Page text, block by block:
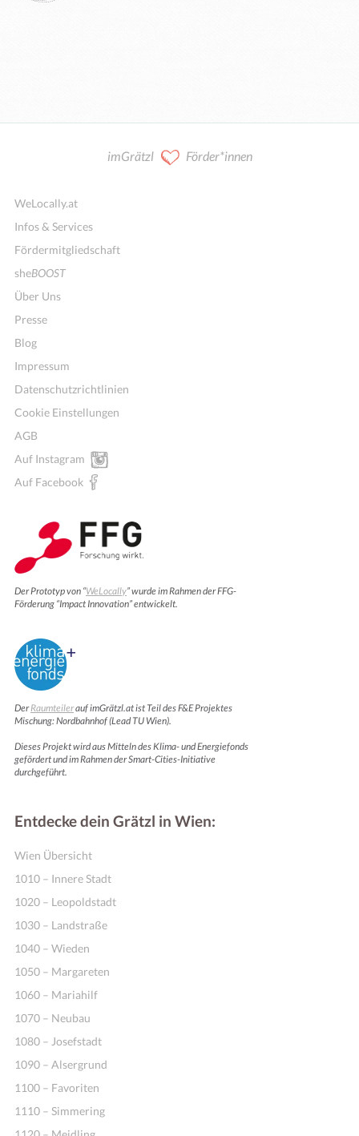
imGrätzl Förder*innen
WeLocally.at
Infos & Services
Fördermitgliedschaft
sheBOOST
Über Uns
Presse
Blog
Impressum
Datenschutzrichtlinien
Cookie Einstellungen
AGB
Auf Instagram
Auf Facebook
Der Prototyp von “WeLocally” wurde im Rahmen der FFG-
Förderung “Impact Innovation” entwickelt.
DerRaumteilerauf imGrätzl.at ist Teil des F&E Projektes
Mischung: Nordbahnhof (Lead TU Wien).
Dieses Projekt wird aus Mitteln des Klima- und Energiefonds
gefördert und im Rahmen der Smart-Cities-Initiative
durchgeführt.
Entdecke dein Grätzl in Wien:
Wien Übersicht
1010 – Innere Stadt
1020 – Leopoldstadt
1030 – Landstraße
1040 – Wieden
1050 – Margareten
1060 – Mariahilf
1070 – Neubau
1080 – Josefstadt
1090 – Alsergrund
1100 – Favoriten
1110 – Simmering